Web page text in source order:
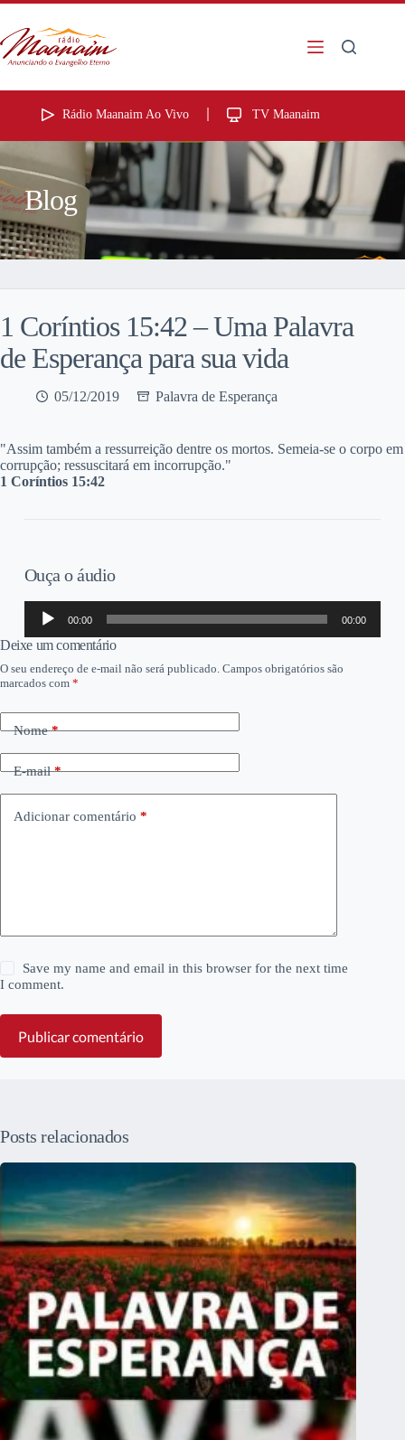
Rádio Maanaim Ao Vivo TV Maanaim
Blog
1 Coríntios 15:42 – Uma Palavra
de Esperança para sua vida
05/12/2019 Palavra de Esperança
"Assim também a ressurreição dentre os mortos. Semeia-se o corpo em
corrupção; ressuscitará em incorrupção."
1 Coríntios 15:42
Ouça o áudio
Tocador
áudio
00:00 00:00
Deixe um comentário
O seu endereço de e-mail não será publicado. Campos obrigatórios são
marcados com *
Nome*
E-mail*
Adicionar comentário *
Save my name and email in this browser for the next time
I comment.
Publicar comentário
Posts relacionados